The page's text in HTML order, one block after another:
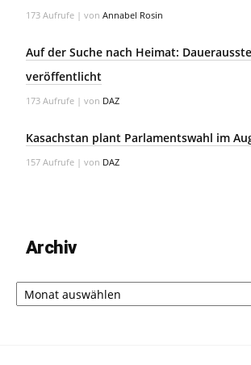
173 Aufrufe | von Annabel Rosin
Auf der Suche nach Heimat:
veröffentlicht
173 Aufrufe | von DAZ
Kasachstan plant Parlamentswahl im
157 Aufrufe | von DAZ
Archiv
Archiv